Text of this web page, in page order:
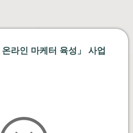
라인 마케터 육성」 사업